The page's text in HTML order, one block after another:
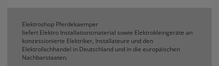
Elektroshop Pferdekaemper
liefert Elektro Installationsmaterial sowie Elektrokleingeräte an
konzessionierte Elektriker, Installateure und den
Elektrofachhandel in Deutschland und in die europäischen
Nachbarstaaten.